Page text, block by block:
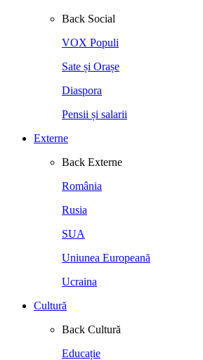
Back Social
VOX Populi
Sate și Orașe
Diaspora
Pensii și salarii
Externe
Back Externe
România
Rusia
SUA
Uniunea Europeană
Ucraina
Cultură
Back Cultură
Educație